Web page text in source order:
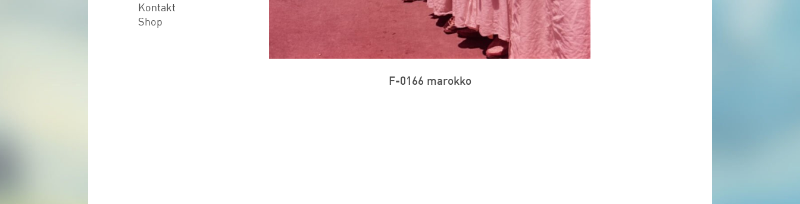
Kontakt
Shop
F-0166 marokko